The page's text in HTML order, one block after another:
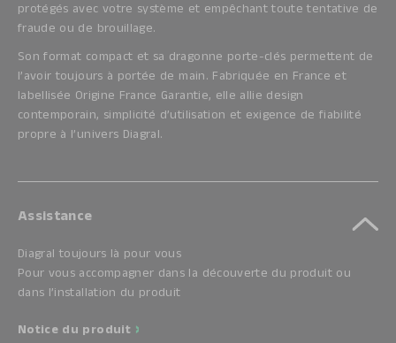
protégés avec votre système et empêchant toute tentative de
fraude ou de brouillage.
Son format compact et sa dragonne porte-clés permettent de
l’avoir toujours à portée de main. Fabriquée en France et
labellisée Origine France Garantie, elle allie design
contemporain, simplicité d’utilisation et exigence de fiabilité
propre à l’univers Diagral.
Assistance
Diagral toujours là pour vous
Pour vous accompagner dans la découverte du produit ou
dans l’installation du produit
Notice du produit